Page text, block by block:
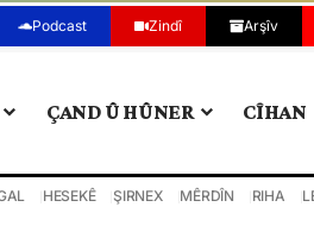
Podcast Zindî Arşîv
ÇAND Û HÛNER CÎHAN
HESEKÊ ŞIRNEX MÊRDÎN RIHA